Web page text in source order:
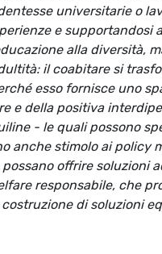
universitarie o
e supportandosi
alla diversità,
il coabitare si
esso fornisce uno
e della positiva
- le quali possono
anche stimolo ai policy
offrire soluzioni
responsabile, che
di soluzioni